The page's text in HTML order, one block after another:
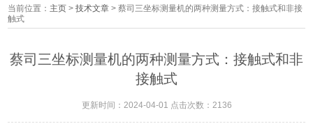
当前位置： 主页 >技术文章 > 蔡司三坐标测量机的两种测量方式：接触式和非接
触式
蔡司三坐标测量机的两种测量方式：接触式和非
接触式
更新时间：2024-04-01 点击次数：2136